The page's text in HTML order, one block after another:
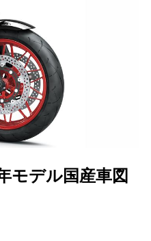
モデル国産車図